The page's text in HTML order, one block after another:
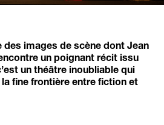
des images de scène dont Jean
un poignant récit issu
un théâtre inoubliable qui
la fine frontière entre fiction et